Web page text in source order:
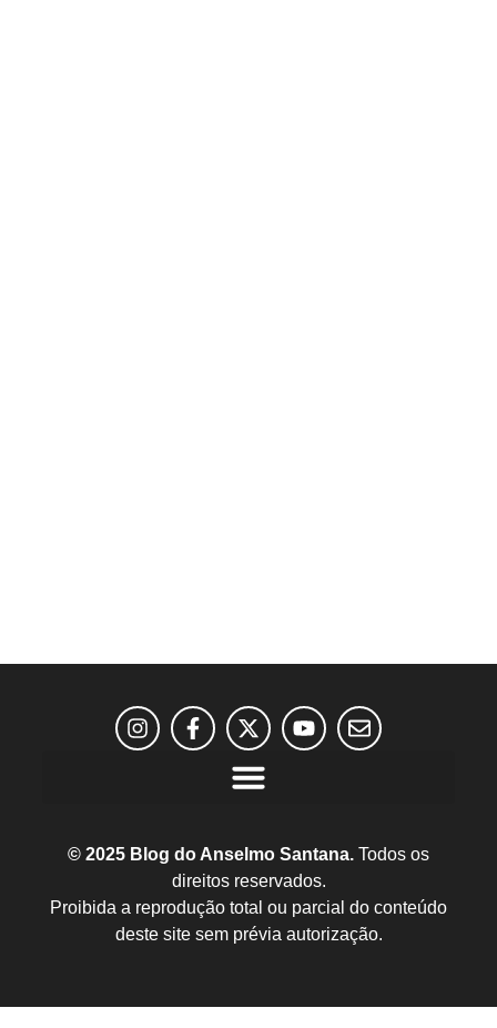
© 2025 Blog do Anselmo Santana. Todos os
direitos reservados.
Proibida a reprodução total ou parcial do conteúdo
deste site sem prévia autorização.